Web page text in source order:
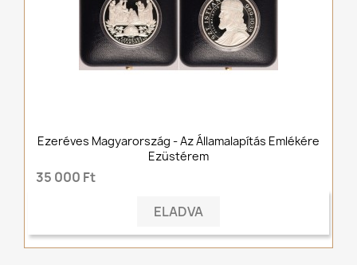
Ezeréves Magyarország - Az Államalapítás Emlékére
Ezüstérem
35 000 Ft
ELADVA